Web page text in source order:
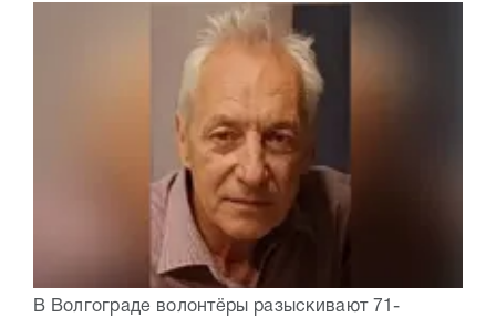
В Волгограде волонтёры разыскивают 71-